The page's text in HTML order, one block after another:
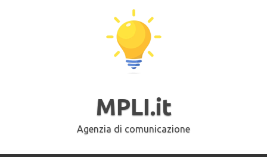
MPLI.it
Agenzia di comunicazione